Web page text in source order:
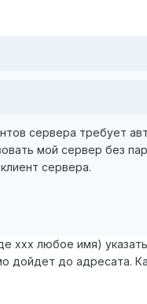
сервера требует
мой сервер без
сервера.
xxx любое имя)
до адресата.